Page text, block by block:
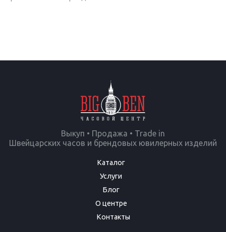
Выкуп • Продажа • Trade in
Швейцарских часов и брендовых ювилерных изделий
Каталог
Услуги
Блог
О центре
Контакты